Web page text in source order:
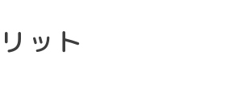
ット